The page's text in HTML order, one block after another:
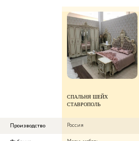
СПАЛЬНЯ ШЕЙХ
СТАВРОПОЛЬ
Россия
Производство